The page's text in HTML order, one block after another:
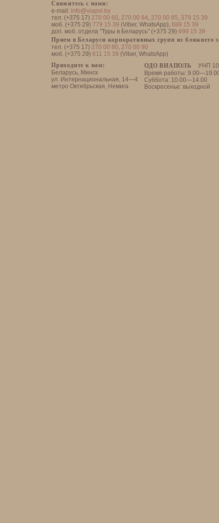
Свяжитесь с нами:
e-mail: info@viapol.by
тел. (+375 17) 270 00 60, 270 00 84, 270 00 85, 379 15 39
моб. (+375 29) 779 15 39 (Viber, WhatsApp), 689 15 39
доп. моб. отдела "Туры в Беларусь" (+375 29) 699 15 39
Прием в Беларуси корпоративных групп из ближнего
тел. (+375 17) 270 00 80, 270 00 90
моб. (+375 29) 611 15 39 (Viber, WhatsApp)
ОДО ВИАПОЛЬ
УНП
Время работы:
Суббота: 10.00—14.00
Воскресенье: выходной
Приходите к нам:
Беларусь, Минск
ул. Интернациональная, 14—4
метро Октябрьская, Немига